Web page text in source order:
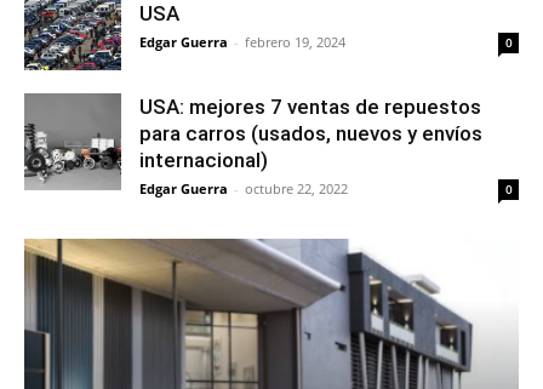
USA
Edgar Guerra - febrero 19, 2024 0
USA: mejores 7 ventas de repuestos
para carros (usados, nuevos y envíos
internacional)
Edgar Guerra - octubre 22, 2022 0